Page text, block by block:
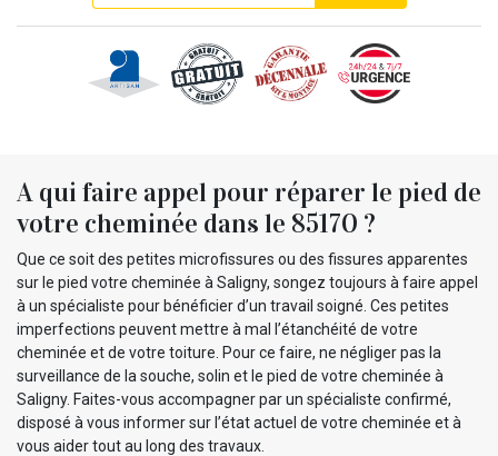
A qui faire appel pour réparer le pied de
votre cheminée dans le 85170 ?
Que ce soit des petites microfissures ou des fissures apparentes
sur le pied votre cheminée à Saligny, songez toujours à faire appel
à un spécialiste pour bénéficier d’un travail soigné. Ces petites
imperfections peuvent mettre à mal l’étanchéité de votre
cheminée et de votre toiture. Pour ce faire, ne négliger pas la
surveillance de la souche, solin et le pied de votre cheminée à
Saligny. Faites-vous accompagner par un spécialiste confirmé,
disposé à vous informer sur l’état actuel de votre cheminée et à
vous aider tout au long des travaux.